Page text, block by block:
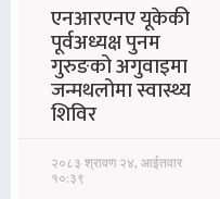
एनआरएनए यूकेकी
पूर्वअध्यक्ष पुनम
गुरुङको अगुवाइमा
जन्मथलोमा स्वास्थ्य
शिविर
२०८३ श्रावण २४, आईतवार
१०:३९